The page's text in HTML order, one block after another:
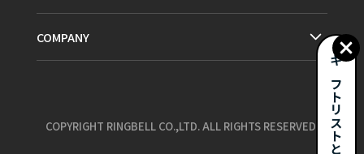
ギフトリストとは？
COMPANY
COPYRIGHT RINGBELL CO.,LTD. ALL RIGHTS RESERVED.